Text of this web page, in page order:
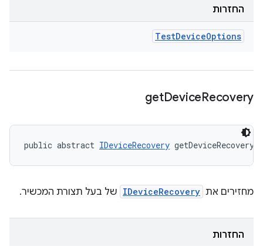
החזרות
TestDeviceOptions
getDeviceRecovery
public abstract IDeviceRecovery getDeviceRecovery
מחזירים את IDeviceRecovery של בעל תצורת המכשיר.
החזרות